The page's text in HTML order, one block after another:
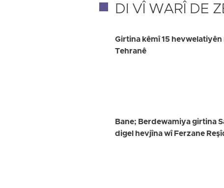
DI VÎ WARÎ DE
Girtina kêmî 15
Tehranê
Bane; Berdewamiya girtina
digel hevjîna wî Ferzane